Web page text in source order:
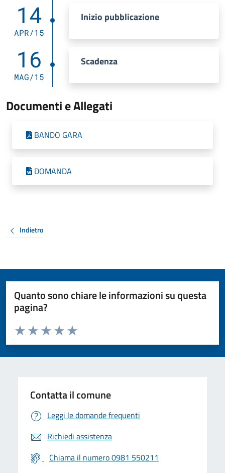
14
APR/15
Inizio pubblicazione
16
MAG/15
Scadenza
Documenti e Allegati
BANDO GARA
DOMANDA
Indietro
Quanto sono chiare le informazioni su questa
pagina?
Valuta da 1 a 5 stelle la pagina
Valuta 5 stelle su 5
Valuta 4 stelle su 5
Valuta 3 stelle su 5
Valuta 2 stelle su 5
Valuta 1 stelle su 5
Contatta il comune
Leggi le domande frequenti
Richiedi assistenza
Chiama il numero 0981 550211